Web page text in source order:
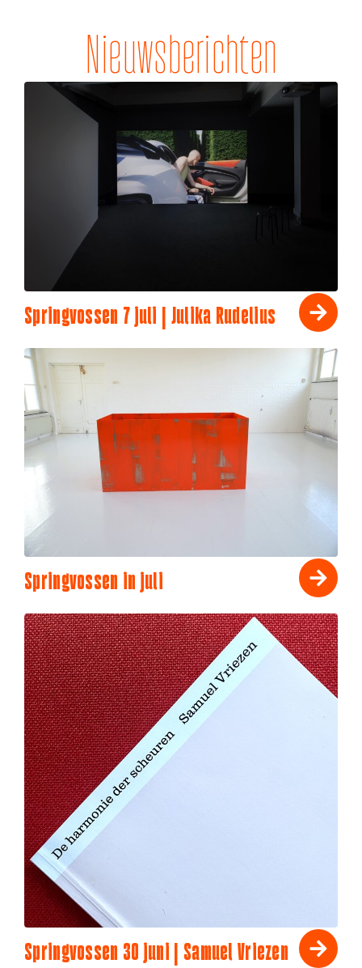
Nieuwsberichten
Springvossen 7 juli | Julika Rudelius
Springvossen in juli
Springvossen 30 juni | Samuel Vriezen